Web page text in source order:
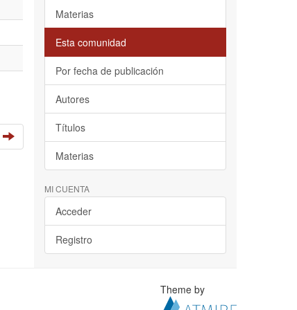
Materias
Esta comunidad
Por fecha de publicación
Autores
Títulos
Materias
MI CUENTA
Acceder
Registro
Theme by